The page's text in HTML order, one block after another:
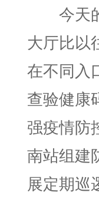
今天的
大厅比以
在不同入
查验健康
强疫情防
南站组建
展定期巡